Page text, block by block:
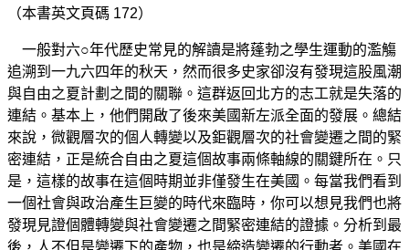
（本書英文頁碼 172）
一般對六○年代歷史常見的解讀是將蓬勃之學生運動的濫觴
追溯到一九六四年的秋天，然而很多史家卻沒有發現這股風潮
與自由之夏計劃之間的關聯。這群返回北方的志工就是失落的
連結。基本上，他們開啟了後來美國新左派全面的發展。總結
來說，微觀層次的個人轉變以及鉅觀層次的社會變遷之間的緊
密連結，正是統合自由之夏這個故事兩條軸線的關鍵所在。只
是，這樣的故事在這個時期並非僅發生在美國。每當我們看到
一個社會與政治產生巨變的時代來臨時，你可以想見我們也將
發現見證個體轉變與社會變遷之間緊密連結的證據。分析到最
後，人不但是變遷下的產物，也是締造變遷的行動者。美國在